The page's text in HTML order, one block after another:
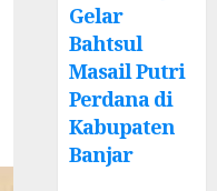
Gelar
Bahtsul
Masail Putri
Perdana di
Kabupaten
Banjar